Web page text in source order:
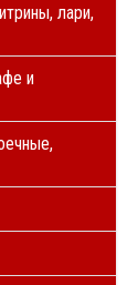
лари,
и